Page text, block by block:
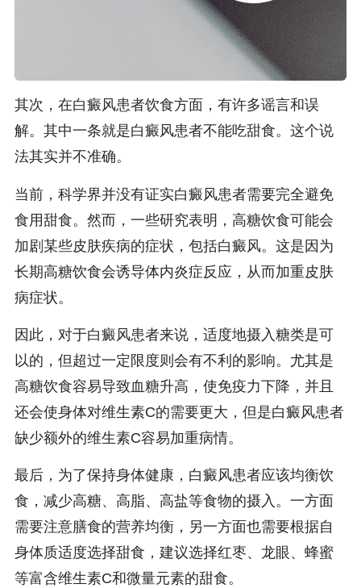
其次，在白癜风患者饮食方面，有许多谣言和误
解。其中一条就是白癜风患者不能吃甜食。这个说
法其实并不准确。
当前，科学界并没有证实白癜风患者需要完全避免
食用甜食。然而，一些研究表明，高糖饮食可能会
加剧某些皮肤疾病的症状，包括白癜风。这是因为
长期高糖饮食会诱导体内炎症反应，从而加重皮肤
病症状。
因此，对于白癜风患者来说，适度地摄入糖类是可
以的，但超过一定限度则会有不利的影响。尤其是
高糖饮食容易导致血糖升高，使免疫力下降，并且
还会使身体对维生素C的需要更大，但是白癜风患者
缺少额外的维生素C容易加重病情。
最后，为了保持身体健康，白癜风患者应该均衡饮
食，减少高糖、高脂、高盐等食物的摄入。一方面
需要注意膳食的营养均衡，另一方面也需要根据自
身体质适度选择甜食，建议选择红枣、龙眼、蜂蜜
等富含维生素C和微量元素的甜食。